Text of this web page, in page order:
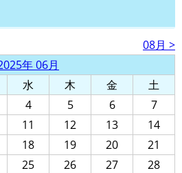
08月 >
年 06月
水 木 金
土
4 5 6
7
11 12 13
14
18 19 20
21
25 26 27
28